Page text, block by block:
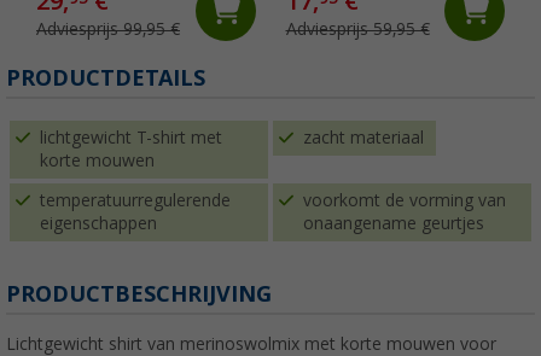
Adviesprijs 99,95 € Adviesprijs 59,95 €
PRODUCTDETAILS
lichtgewicht T-shirt met
korte mouwen
zacht materiaal
temperatuurregulerende
eigenschappen
voorkomt de vorming van
onaangename geurtjes
PRODUCTBESCHRIJVING
Lichtgewicht shirt van merinoswolmix met korte mouwen voor